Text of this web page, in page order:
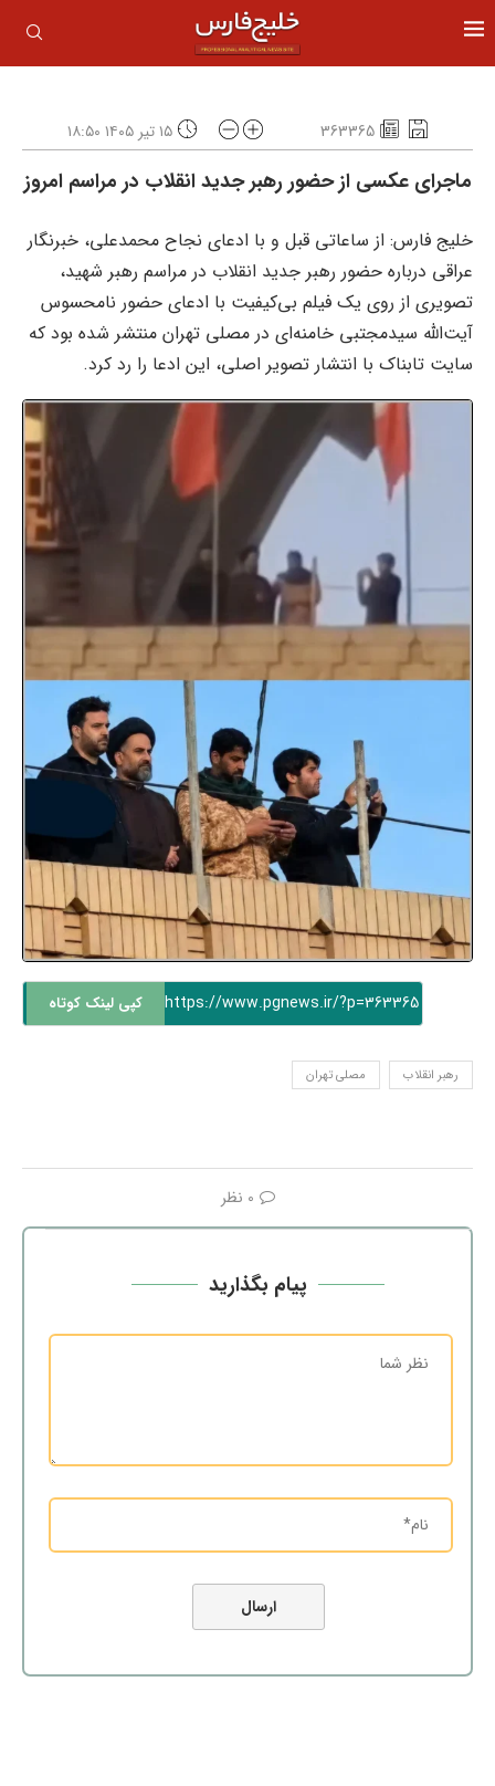
363365 ۱۵ تیر ۱۴۰۵ ۱۸:۵۰
ماجرای عکسی از حضور رهبر جدید انقلاب در مراسم امروز
خلیج فارس: از ساعاتی قبل و با ادعای نجاح محمدعلی، خبرنگار
عراقی درباره حضور رهبر جدید انقلاب در مراسم رهبر شهید،
تصویری از روی یک فیلم بی‌کیفیت با ادعای حضور نامحسوس
آیت‌الله سیدمجتبی خامنه‌ای در مصلی تهران منتشر شده بود که
سایت تابناک با انتشار تصویر اصلی، این ادعا را رد کرد.
https://www.pgnews.ir/?p=363365 کپی لینک کوتاه
رهبر انقلاب مصلی تهران
0 نظر
پیام بگذارید